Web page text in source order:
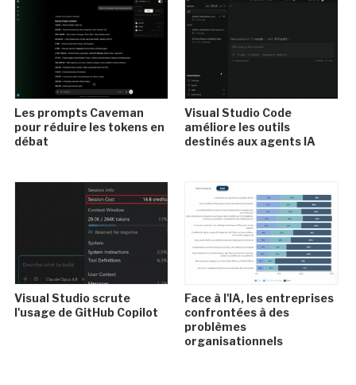
Les prompts Caveman
pour réduire les tokens en
débat
Visual Studio Code
améliore les outils
destinés aux agents IA
Visual Studio scrute
l'usage de GitHub Copilot
Face à l'IA, les entreprises
confrontées à des
problèmes
organisationnels